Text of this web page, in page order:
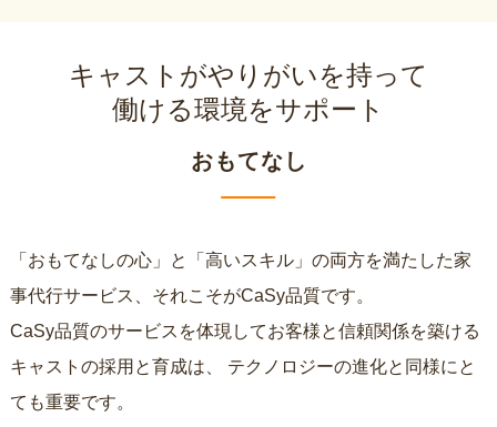
キャストがやりがいを持って
働ける環境をサポート
おもてなし
「おもてなしの心」と「高いスキル」の両方を満たした家
事代行サービス、それこそがCaSy品質です。
CaSy品質のサービスを体現してお客様と信頼関係を築ける
キャストの採用と育成は、
ても重要です。